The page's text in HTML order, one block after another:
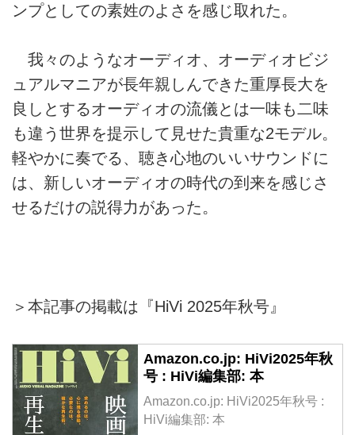
ンプとしての素姓のよさを感じ取れた。
我々のようなオーディオ、オーディオビジ
ュアルマニアが長年親しんできた重厚長大を
良しとするオーディオの流儀とは一味も二味
も違う世界を提示して見せた貴重な2モデル。
軽やかに奏でる、聴き心地のいいサウンドに
は、新しいオーディオの時代の到来を感じさ
せるだけの説得力があった。
＞本記事の掲載は『HiVi 2025年秋号』
Amazon.co.jp: HiVi2025年秋
号 : HiVi編集部: 本
Amazon.co.jp: HiVi2025年秋号 :
HiVi編集部: 本